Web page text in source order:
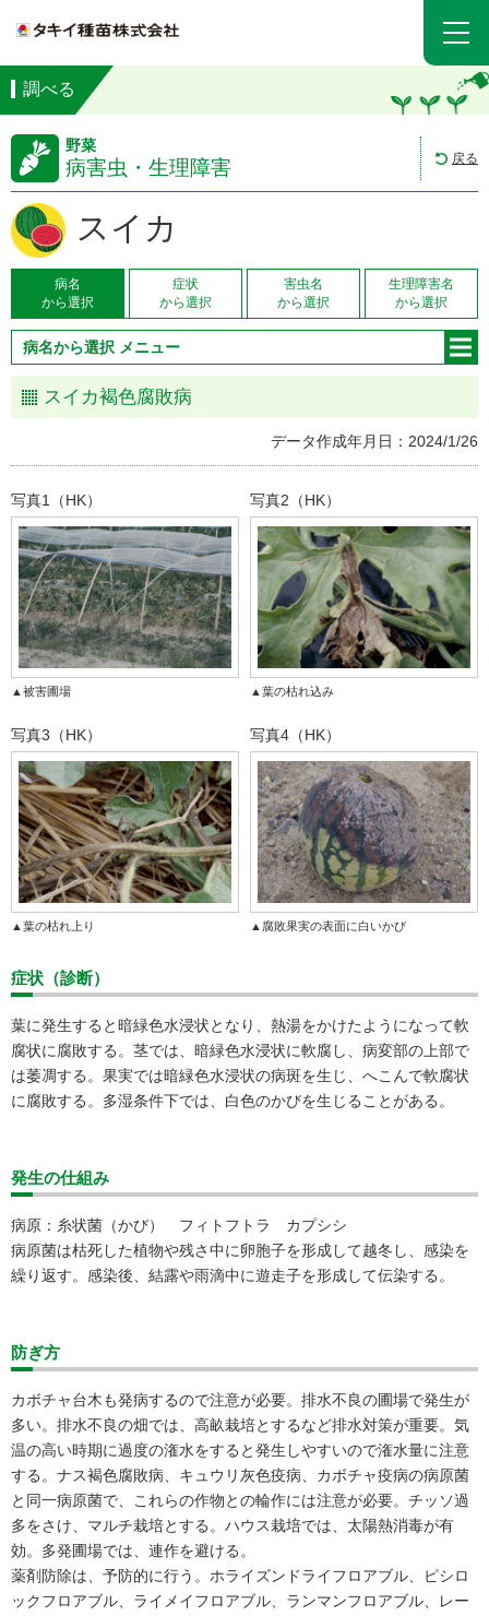
調べる
野菜
病害虫・生理障害 戻る
スイカ
病名
から選択
症状
から選択
害虫名
から選択
生理障害名
から選択
病名から選択 メニュー
スイカ褐色腐敗病
データ作成年月日：2024/1/26
写真1（HK）
▲被害圃場
写真2（HK）
▲葉の枯れ込み
写真3（HK）
▲葉の枯れ上り
写真4（HK）
▲腐敗果実の表面に白いかび
症状（診断）
葉に発生すると暗緑色水浸状となり、熱湯をかけたようになって軟
腐状に腐敗する。茎では、暗緑色水浸状に軟腐し、病変部の上部で
は萎凋する。果実では暗緑色水浸状の病斑を生じ、へこんで軟腐状
に腐敗する。多湿条件下では、白色のかびを生じることがある。
発生の仕組み
病原：糸状菌（かび） フィトフトラ カプシシ
病原菌は枯死した植物や残さ中に卵胞子を形成して越冬し、感染を
繰り返す。感染後、結露や雨滴中に遊走子を形成して伝染する。
防ぎ方
カボチャ台木も発病するので注意が必要。排水不良の圃場で発生が
多い。排水不良の畑では、高畝栽培とするなど排水対策が重要。気
温の高い時期に過度の潅水をすると発生しやすいので潅水量に注意
する。ナス褐色腐敗病、キュウリ灰色疫病、カボチャ疫病の病原菌
と同一病原菌で、これらの作物との輪作には注意が必要。チッソ過
多をさけ、マルチ栽培とする。ハウス栽培では、太陽熱消毒が有
効。多発圃場では、連作を避ける。
薬剤防除は、予防的に行う。ホライズンドライフロアブル、ピシロ
ックフロアブル、ライメイフロアブル、ランマンフロアブル、レー